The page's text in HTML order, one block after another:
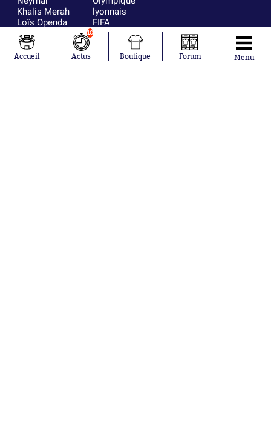
Khalis Merah
Loïs Openda
Moussa
Niakhaté
Nicolás
lyonnais
FIFA
Real Madrid
RC Strasbourg
AC Milan
Accueil
10
Actus Boutique Forum Menu